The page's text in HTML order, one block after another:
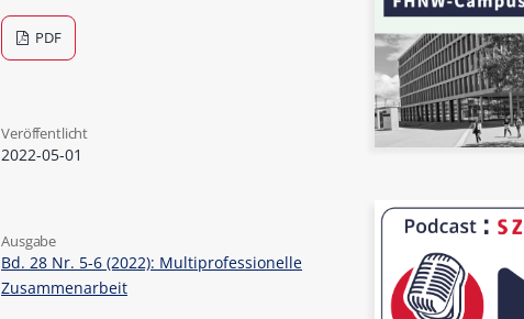
PDF
Veröffentlicht
2022-05-01
Ausgabe
Bd. 28 Nr. 5-6 (2022): Multiprofessionelle
Zusammenarbeit